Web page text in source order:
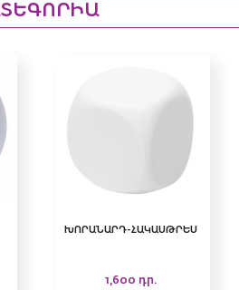
ԽՈՐԱՆԱՐԴ-ՀԱԿԱՍԹՐԵՍ
1,600 դր.